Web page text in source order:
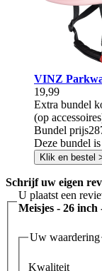
VINZ
19,99
Extra bundel
(op
Bundel prijs
Deze bundel
Klik en bestel
Schrijf uw eigen
U plaatst een
Meisjes - 26 inch
Uw waardering
Kwaliteit